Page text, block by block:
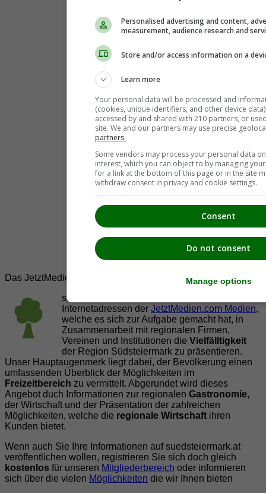
Sankt Andrä-Höch(6)
Sankt Georgen an der Stiefing(3)
Sankt Nikolai im Sausal
Sankt Nikolai ob Draßling(1)
Sankt Ulrich am Waasen
Sankt Veit am Vogau
(3)
Straß in Steiermark(3)
Wolfsberg im Schwarzautal(3)
Das JetztMedien.com Medien Netzwerk
suedsteiermark.at ist eine von vielen
Internetadressen der JetztMedien.com Medien,
welche es sich zur Aufgabe gemacht hat, in
Zusammenarbeit mit regionalen Firmen,
Vereinen und Institutionen die Vielfälltigkeit
der Region Südsteiermark zu präsentieren.
Unser Hauptaugenmerk liegt dabei, der Bevölkerung einen
umfassenden Überblick der Möglichkeiten im
Freizeitbereich zu vermittelt. Abgerundet wird dieses
Angebot duch Informationen zur regionalen Gastronomie,
der Wirtschaft und der Präsentation der zahlreichen
Möglichkeiten, welche die regionale Wirtschaft ihren
Kunden bietet.
Wenn auch Sie Ihre Informationen auf suedsteiermark.at
veröffentlichen wollen, registrieren Sie sich doch gleich
kostenlos für unseren Mitgliederbereich oder informieren
sich über die vielen Möglichkeiten die wir Ihnen bieten
Personalised advertising and content,
measurement, audience research and
Store and/or access information on a
Learn more
Your personal data will be processed and
(cookies, unique identifiers, and other device
accessed by and shared with 210 partners, or
site. We and our partners may use precise
partners.
Some vendors may process your personal data
interest, which you can object to by managing
for a link at the bottom of this page or in the site
withdraw consent in privacy and cookie settings.
Consent
Do not consent
Manage options